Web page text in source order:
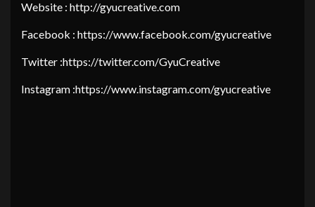
Website : http://gyucreative.com
Facebook : https://www.facebook.com/gyucreative
Twitter :https://twitter.com/GyuCreative
Instagram :https://www.instagram.com/gyucreative